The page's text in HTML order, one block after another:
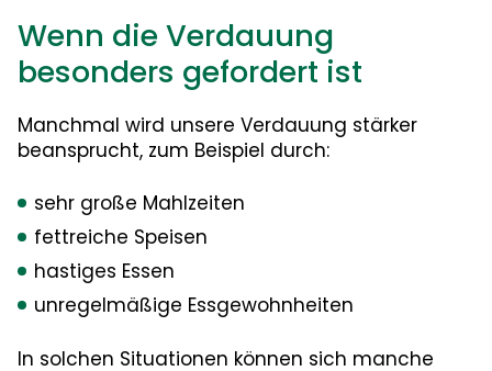
Wenn die Verdauung
besonders gefordert ist
Manchmal wird unsere Verdauung stärker
beansprucht, zum Beispiel durch:
sehr große Mahlzeiten
fettreiche Speisen
hastiges Essen
unregelmäßige Essgewohnheiten
In solchen Situationen können sich manche